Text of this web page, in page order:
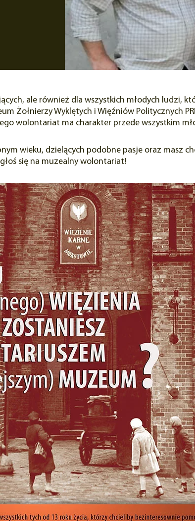
ale również dla wszystkich młodych ludzi,
Żołnierzy Wyklętych i Więźniów Politycznych
wolontariat ma charakter przede wszystkim
wieku, dzielących podobne pasje oraz masz
się na muzealny wolontariat!